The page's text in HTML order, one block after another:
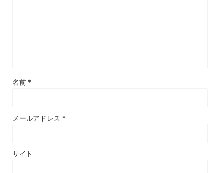
名前 *
メールアドレス *
サイト